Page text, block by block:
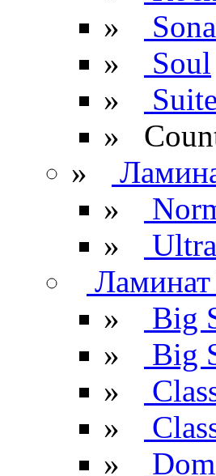
»
»
Soul
»
Suite
»
»
»
»
Ultra
Ламинат
»
Big
»
Big
»
»
»